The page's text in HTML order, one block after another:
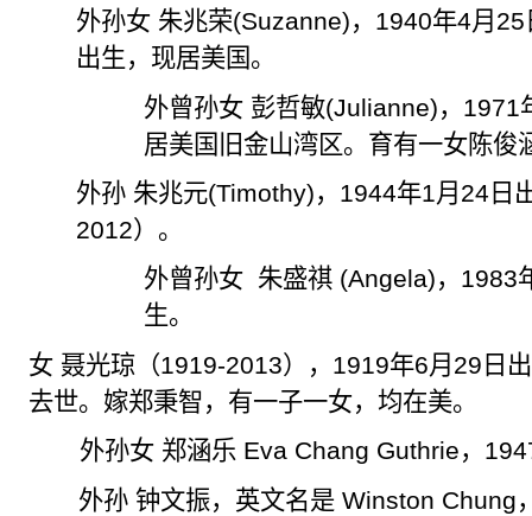
外孙女 朱兆荣(Suzanne)， 1940年4月 25
出生，现居美国。
外曾孙女 彭哲敏(Julianne)， 1971
居美国旧金山湾区。育有一女陈俊
外孙 朱兆元(Timothy)， 1944年1月 24 日
2012）。
外曾孙女 朱盛祺(Angela)， 1983
生。
女 聂光琼（1919-2013）， 1919年6月 29 日
去世。嫁郑秉智，有一子一女，均在美。
外孙女 郑涵乐 Eva Chang Guthrie，
外孙 钟文振，英文名是 Winston Chung